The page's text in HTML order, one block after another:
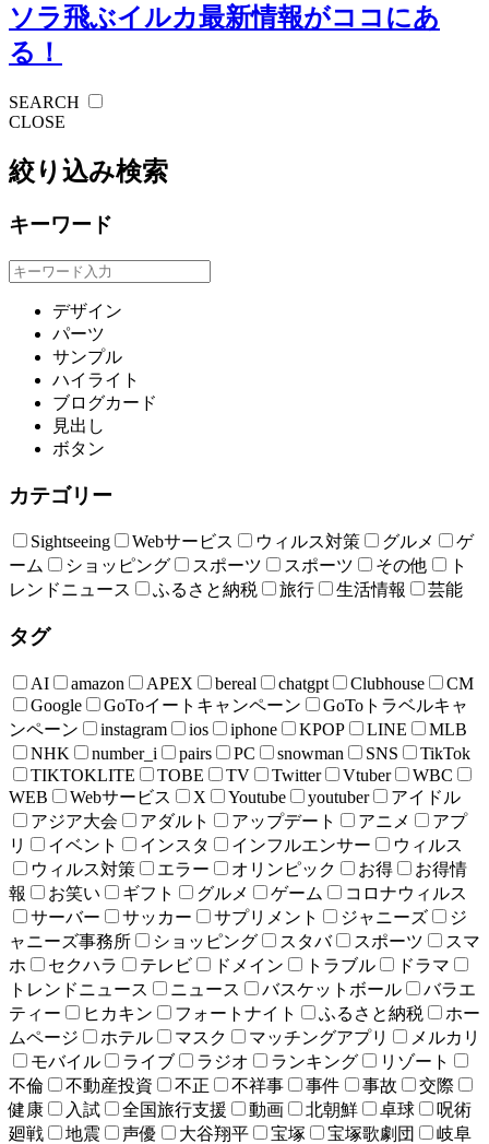
ソラ飛ぶイルカ最新情報がココにあ
る！
SEARCH
CLOSE
絞り込み検索
キーワード
デザイン
パーツ
サンプル
ハイライト
ブログカード
見出し
ボタン
カテゴリー
Sightseeing Webサービス ウィルス対策 グルメ
ゲ
ーム
ショッピング スポーツ スポーツ その他
ト
レンドニュース
ふるさと納税 旅行 生活情報 芸能
タグ
AI amazon APEX bereal chatgpt Clubhouse
CM
Google
GoToイートキャンペーン
GoToトラベルキャ
ンペーン
instagram ios iphone KPOP LINE
MLB
NHK
number_i pairs PC snowman SNS
TikTok
TIKTOKLITE
TOBE TV Twitter Vtuber
WBC
WEB
Webサービス X Youtube youtuber
アイドル
アジア大会
アダルト アップデート アニメ
アプ
リ
イベント インスタ インフルエンサー
ウィルス
ウィルス対策
エラー オリンピック お得
お得情
報
お笑い ギフト グルメ ゲーム
コロナウィルス
サーバー
サッカー サプリメント ジャニーズ
ジ
ャニーズ事務所
ショッピング スタバ スポーツ
スマ
ホ
セクハラ テレビ ドメイン トラブル
ドラマ
トレンドニュース
ニュース バスケットボール
バラエ
ティー
ヒカキン フォートナイト ふるさと納税
ホー
ムページ
ホテル マスク マッチングアプリ
メルカリ
モバイル
ライブ ラジオ ランキング
リゾート
不倫
不動産投資 不正 不祥事 事件 事故
交際
健康
入試 全国旅行支援 動画 北朝鮮 卓球
呪術
廻戦
地震 声優 大谷翔平 宝塚 宝塚歌劇団
岐阜